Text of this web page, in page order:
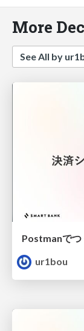
More
See All by
Postmanでつ
ur1bou